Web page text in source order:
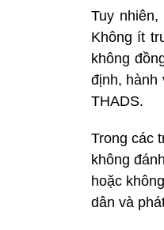
Tuy
Không ít
không
định, hành
THADS.
Trong các
không
hoặc
dân và